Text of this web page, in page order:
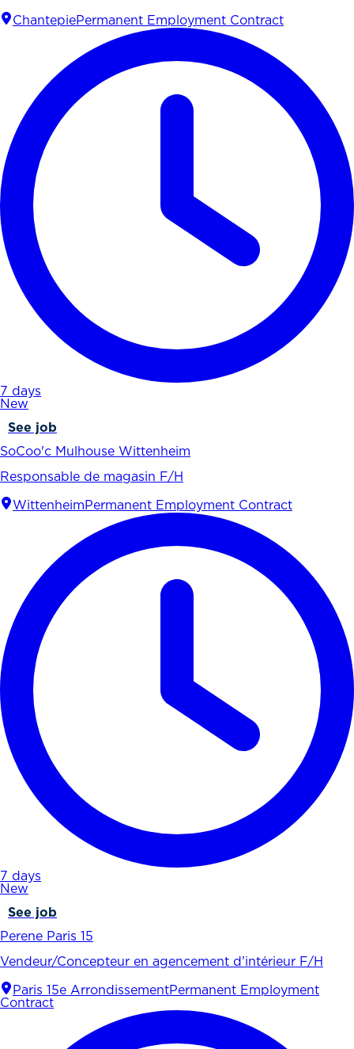
ChantepiePermanent Employment Contract
7 days
New
See job
SoCoo'c Mulhouse Wittenheim
Responsable de magasin F/H
Wittenheim Permanent Employment Contract
7 days
New
See job
Perene Paris 15
Vendeur/Concepteur en agencement d’intérieur F/H
Paris 15e ArrondissementPermanent Employment
Contract